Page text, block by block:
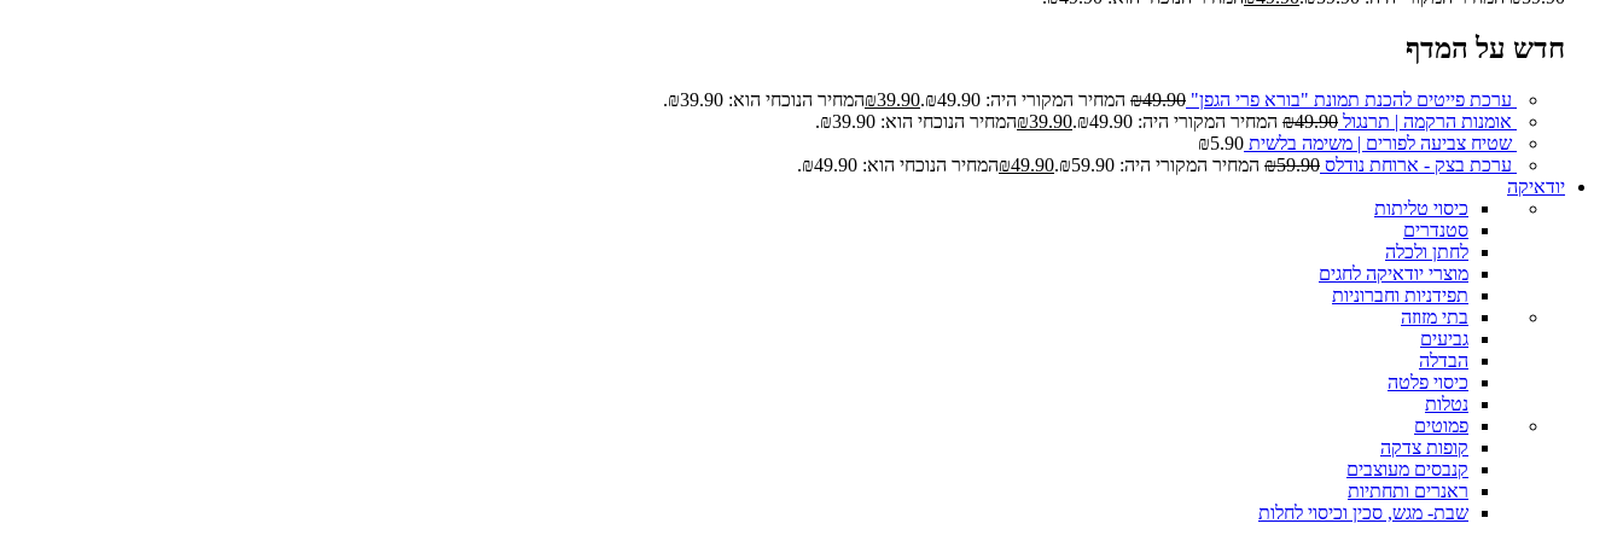
חדש על המדף
ערכת פייטים להכנת תמונת "בורא פרי הגפן" ₪49.90 המחיר המקורי היה: ₪49.90. ₪39.90
המחיר הנוכחי הוא: ₪39.90.
אומנות הרקמה | תרנגול
₪49.90 המחיר המקורי היה: ₪49.90. ₪39.90
המחיר הנוכחי הוא: ₪39.90.
שטיח צביעה לפורים | משימה בלשית
₪5.90
ערכת בצק - ארוחת נודלס
₪59.90 המחיר המקורי היה: ₪59.90. ₪49.90
המחיר הנוכחי הוא: ₪49.90.
יודאיקה
כיסוי טליתות
סטנדרים
לחתן ולכלה
מוצרי יודאיקה לחגים
תפידניות וחברוניות
בתי מזוזה
גביעים
הבדלה
כיסוי פלטה
נטלות
פמוטים
קופות צדקה
קנבסים מעוצבים
ראנרים ותחתיות
שבת- מגש, סכין וכיסוי לחלות